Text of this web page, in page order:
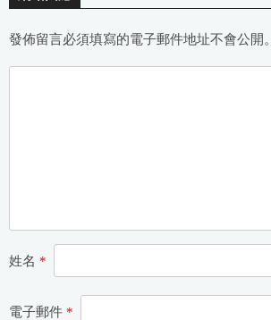
發佈留言必須填寫的電子郵件地址不會公開。
姓名 *
電子郵件 *